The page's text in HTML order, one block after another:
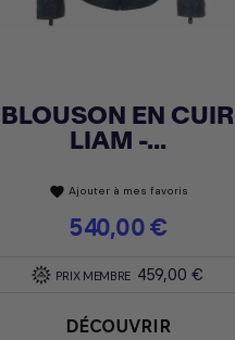
 Achat express
BLOUSON EN CUIR
LIAM -...
favorite Ajouter à mes favoris
Prix
540,00 €
PRIX MEMBRE 459,00 €
DÉCOUVRIR